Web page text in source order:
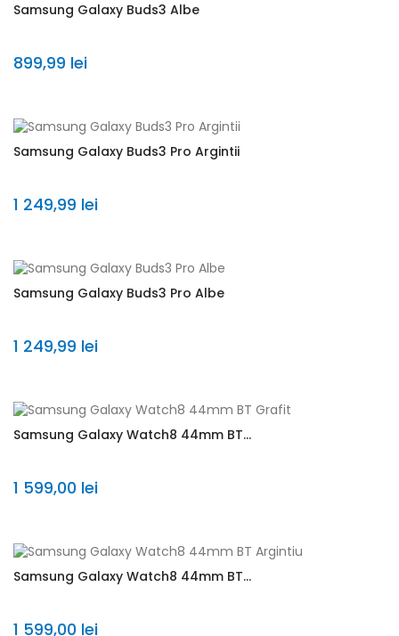
Samsung Galaxy Buds3 Albe
899,99 lei
Samsung Galaxy Buds3 Pro Argintii
1 249,99 lei
Samsung Galaxy Buds3 Pro Albe
1 249,99 lei
Samsung Galaxy Watch8 44mm BT...
1 599,00 lei
Samsung Galaxy Watch8 44mm BT...
1 599,00 lei